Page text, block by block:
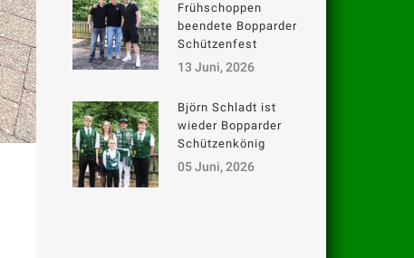
Frühschoppen
beendete Bopparder
Schützenfest
13 Juni, 2026
Björn Schladt ist
wieder Bopparder
Schützenkönig
05 Juni, 2026